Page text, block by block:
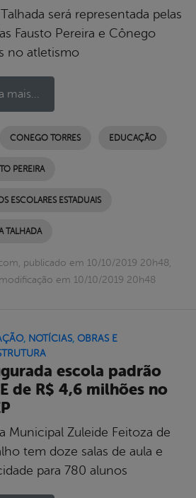
será representada pelas
Fausto Pereira e Cônego
no atletismo
mais...
CONEGO TORRES EDUCAÇÃO
PEREIRA
ESCOLARES ESTADUAIS
TALHADA
publicado em 10/10/2019 20h48,
em 10/10/2019 20h48
, NOTÍCIAS, OBRAS E
escola padrão
de R$ 4,6 milhões no
Municipal Zuleide Feitoza de
tem doze salas de aula e
para 780 alunos